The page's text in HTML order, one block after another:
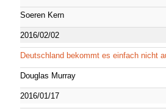
Soeren Kern
2016/02/02
Deutschland bekommt es einfach nicht
Douglas Murray
2016/01/17